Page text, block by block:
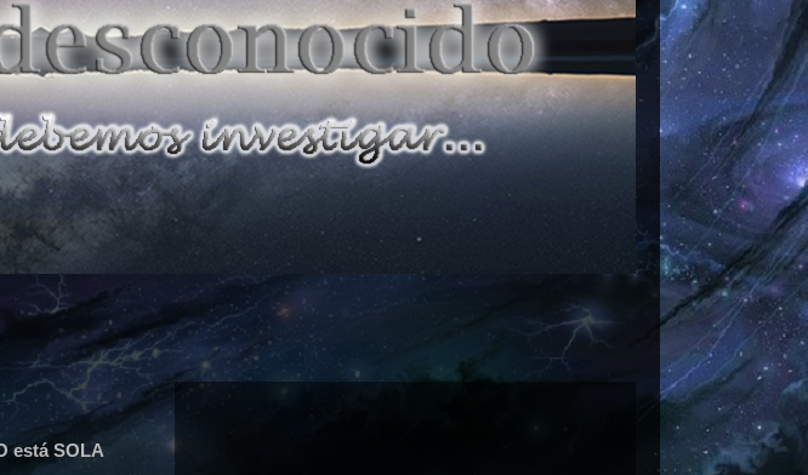
está SOLA